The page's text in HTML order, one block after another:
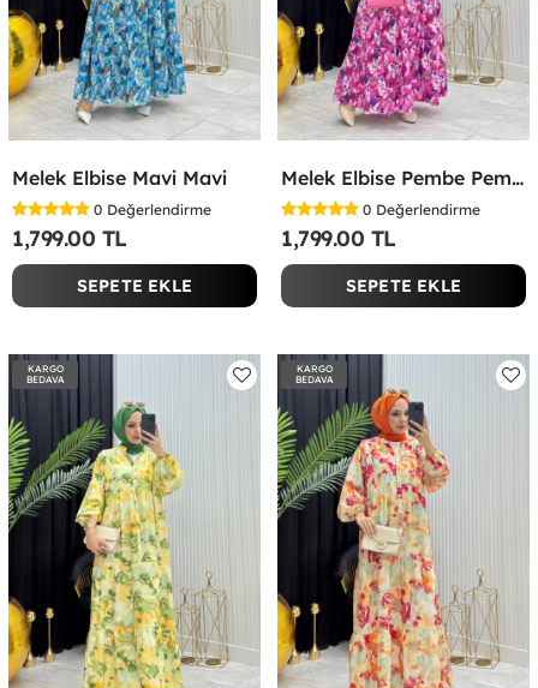
Melek Elbise Mavi Mavi
0 Değerlendirme
1,799.00 TL
SEPETE EKLE
Melek Elbise Pembe Pembe
0 Değerlendirme
1,799.00 TL
SEPETE EKLE
KARGO
BEDAVA
KARGO
BEDAVA